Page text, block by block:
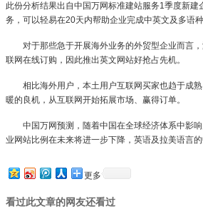
此份分析结果出自中国万网标准建站服务1季度新
务，可以轻易在20天内帮助企业完成中英文及多语种
对于那些急于开展海外业务的外贸型企业而言，
联网在线订购，因此推出英文网站好抢占先机。
相比海外用户，本土用户互联网买家也趋于成熟
暖的良机，从互联网开始拓展市场、赢得订单。
中国万网预测，随着中国在全球经济体系中影响
业网站比例在未来将进一步下降，英语及拉美语言的
更多
看过此文章的网友还看过